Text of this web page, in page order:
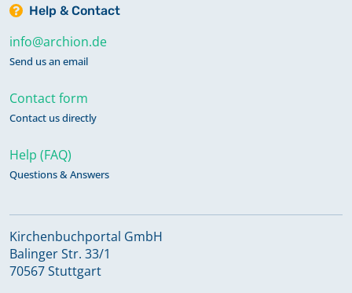
Taufen; Trauungen; Bestattungen
Taufen; Trauungen; Bestattungen;
Katechumenen 1734-1807
Taufen; Trauungen; Bestattungen;
Kommunikanten 1804-1870
Totgeburten 1885-1968
Keine verfügbaren Digitalisate
Help & Contact
info@archion.de
Send us an email
Contact form
Contact us directly
Help (FAQ)
Questions & Answers
Kirchenbuchportal GmbH
Balinger Str. 33/1
70567 Stuttgart